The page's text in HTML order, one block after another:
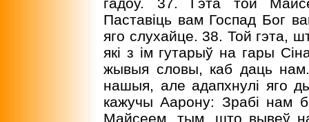
Паставіць вам Госпад Бог
яго слухайце. 38. Той гэта,
які з ім гутарыў на гары
жывыя словы, каб даць
нашыя, але адапхнулі яго
кажучы Аарону: Зрабі нам
Майсеем, тым, што вывеў